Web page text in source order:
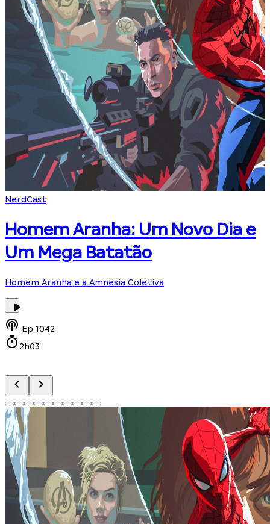
NerdCast
Homem Aranha: Um Novo Dia e
Um Mega Batatão
Homem Aranha e a Amnesia Coletiva
Ep.1042
2h03